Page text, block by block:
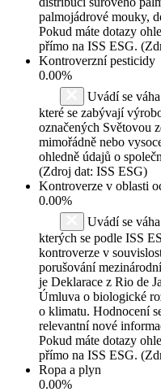
palmojádrové mouky,
Pokud máte dotazy
přímo na ISS ESG.
Kontroverzní pesticidy
0.00%
Uvádí se
které se zabývají
označených Světovou
mimořádně nebo
ohledně údajů o
(Zdroj dat: ISS ESG)
Kontroverze v oblasti
0.00%
Uvádí se
kterých se podle ISS
kontroverze v
porušování
je Deklarace z Rio de
Úmluva o biologické
o klimatu. Hodnocení
relevantní nové
Pokud máte dotazy
přímo na ISS ESG.
Ropa a plyn
0.00%